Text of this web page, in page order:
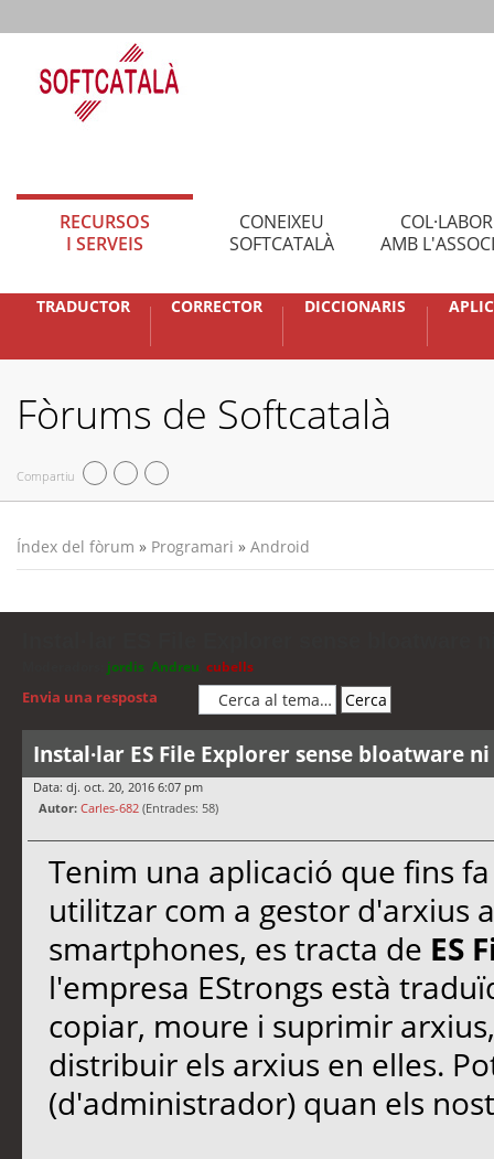
RECURSOS
I SERVEIS
CONEIXEU
SOFTCATALÀ
AMB
TRADUCTOR CORRECTOR DICCIONARIS
Fòrums de Softcatalà
Compartiu
Índex del fòrum » Programari » Android
jordis Andreu cubells
Envia una resposta
Instal·lar ES File Explorer sense bloatware
Data: dj. oct. 20, 2016 6:07 pm
Autor: Carles-682 (Entrades: 58)
Tenim una aplicació que fins
utilitzar com a gestor d'arxius
smartphones, es tracta de ES
l'empresa EStrongs està
copiar, moure i suprimir
distribuir els arxius en elles.
(d'administrador) quan els